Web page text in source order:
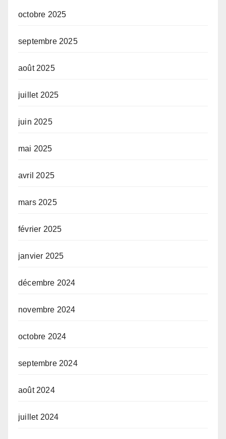
octobre 2025
septembre 2025
août 2025
juillet 2025
juin 2025
mai 2025
avril 2025
mars 2025
février 2025
janvier 2025
décembre 2024
novembre 2024
octobre 2024
septembre 2024
août 2024
juillet 2024